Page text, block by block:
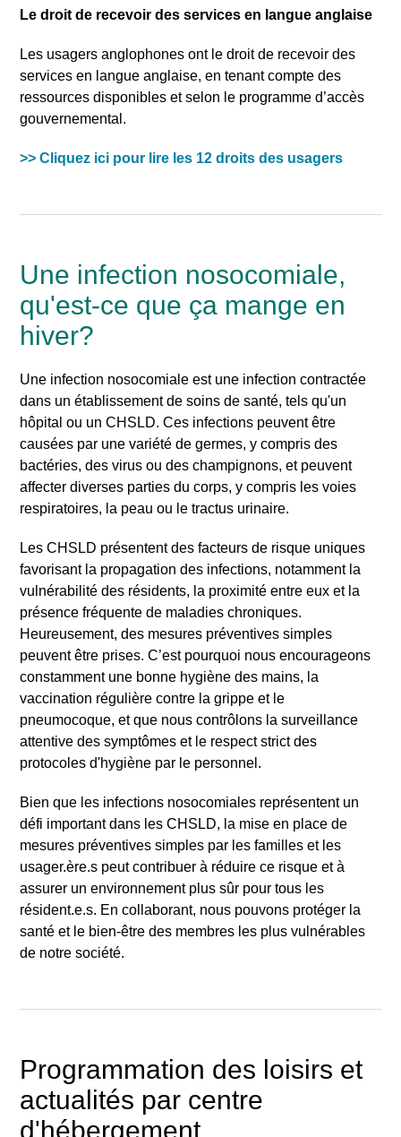
Le droit de recevoir des services en langue anglaise
Les usagers anglophones ont le droit de recevoir des
services en langue anglaise, en tenant compte des
ressources disponibles et selon le programme d’accès
gouvernemental.
>> Cliquez ici pour lire les 12 droits des usagers
Une infection nosocomiale,
qu'est-ce que ça mange en
hiver?
Une infection nosocomiale est une infection contractée
dans un établissement de soins de santé, tels qu'un
hôpital ou un CHSLD. Ces infections peuvent être
causées par une variété de germes, y compris des
bactéries, des virus ou des champignons, et peuvent
affecter diverses parties du corps, y compris les voies
respiratoires, la peau ou le tractus urinaire.
Les CHSLD présentent des facteurs de risque uniques
favorisant la propagation des infections, notamment la
vulnérabilité des résidents, la proximité entre eux et la
présence fréquente de maladies chroniques.
Heureusement, des mesures préventives simples
peuvent être prises. C’est pourquoi nous encourageons
constamment une bonne hygiène des mains, la
vaccination régulière contre la grippe et le
pneumocoque, et que nous contrôlons la surveillance
attentive des symptômes et le respect strict des
protocoles d'hygiène par le personnel.
Bien que les infections nosocomiales représentent un
défi important dans les CHSLD, la mise en place de
mesures préventives simples par les familles et les
usager.ère.s peut contribuer à réduire ce risque et à
assurer un environnement plus sûr pour tous les
résident.e.s. En collaborant, nous pouvons protéger la
santé et le bien-être des membres les plus vulnérables
de notre société.
Programmation des loisirs et
actualités par centre
d'hébergement